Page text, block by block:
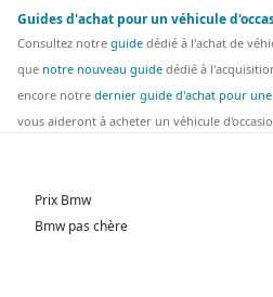
Guides d'achat pour un véhicule
Consultez notre guide dédié à l'achat de
que notre nouveau guide dédié à
encore notre dernier guide d'achat pour une
vous aideront à acheter un véhicule
Prix Bmw
Bmw pas chère